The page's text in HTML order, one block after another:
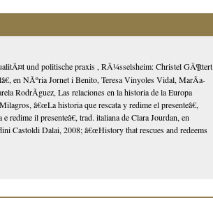
und politische praxis , RÃ¼sselsheim: Christel GÃ¶ttert
en NÃºria Jornet i Benito, Teresa Vinyoles Vidal, MarÃ­a-
RodrÃ­guez, Las relaciones en la historia de la Europa
â€œLa historia que rescata y redime el presenteâ€,
il presenteâ€, trad. italiana de Clara Jourdan, en
Castoldi Dalai, 2008; â€œHistory that rescues and redeems